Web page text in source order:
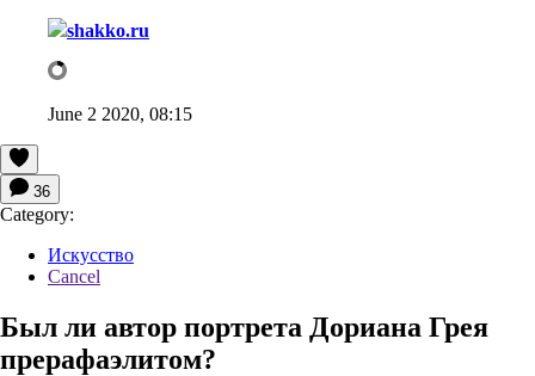
shakko.ru
June 2 2020, 08:15
36
Category:
Искусство
Cancel
Был ли автор портрета Дориана Грея
прерафаэлитом?